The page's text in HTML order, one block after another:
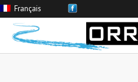
Français